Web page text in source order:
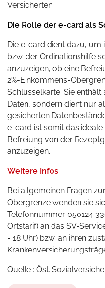
Versicherten.
Die Rolle der e-card als
Die e-card dient dazu, um
bzw. der Ordinationshilfe
anzuzeigen, ob eine
2%-Einkommens-
Schlüsselkarte: Sie enthält
Daten, sondern dient nur
gesicherten
e-card ist somit das
Befreiung von der
anzuzeigen.
Weitere Infos
Bei allgemeinen Fragen
Obergrenze wenden sie
Telefonnummer 050124
Ortstarif) an das SV-
- 18 Uhr) bzw. an ihren
Quelle : Öst.